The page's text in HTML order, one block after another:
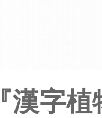
『漢字